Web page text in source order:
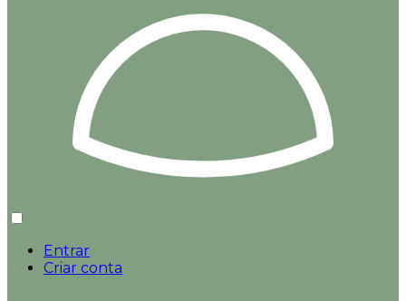
Entrar
Criar conta